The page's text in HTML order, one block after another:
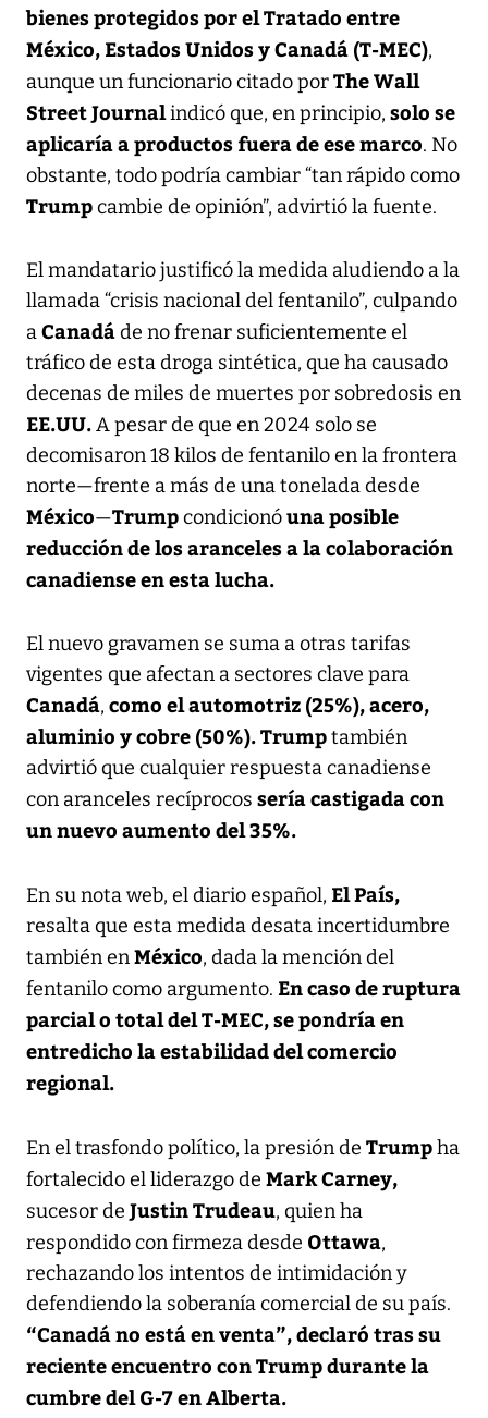
bienes protegidos por el Tratado entre
México, Estados Unidos y Canadá (T-MEC),
aunque un funcionario citado porThe Wall
Street Journalindicó que, en principio, solo se
aplicaría a productos fuera de ese marco. No
obstante, todo podría cambiar “tan rápido como
Trumpcambie de opinión”, advirtió la fuente.
El mandatario justificó la medida aludiendo a la
llamada “crisis nacional del fentanilo”, culpando
aCanadáde no frenar suficientemente el
tráfico de esta droga sintética, que ha causado
decenas de miles de muertes por sobredosis en
EE.UU.A pesar de que en 2024 solo se
decomisaron 18 kilos de fentanilo en la frontera
norte—frente a más de una tonelada desde
México—Trumpcondicionóuna posible
reducción de los aranceles a la colaboración
canadiense en esta lucha.
El nuevo gravamen se suma a otras tarifas
vigentes que afectan a sectores clave para
Canadá, como el automotriz (25%), acero,
aluminio y cobre (50%). Trumptambién
advirtió que cualquier respuesta canadiense
con aranceles recíprocos sería castigada con
un nuevo aumento del 35%.
En su nota web, el diario español, El País,
resalta que esta medida desata incertidumbre
también enMéxico, dada la mención del
fentanilo como argumento. En caso de ruptura
parcial o total del T-MEC, se pondría en
entredicho la estabilidad del comercio
regional.
En el trasfondo político, la presión de Trumpha
fortalecido el liderazgo de Mark Carney,
sucesor de Justin Trudeau, quien ha
respondido con firmeza desde Ottawa,
rechazando los intentos de intimidación y
defendiendo la soberanía comercial de su país.
“Canadá no está en venta”, declaró tras su
reciente encuentro con Trump durante la
cumbre del G-7 en Alberta.